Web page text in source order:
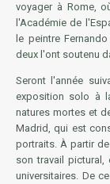
voyager à Rome,
l'Académie de
le peintre
deux l'ont soutenu
Seront l'année
exposition solo à
natures mortes et
Madrid, qui est
portraits. À partir
son travail
universitaires. De